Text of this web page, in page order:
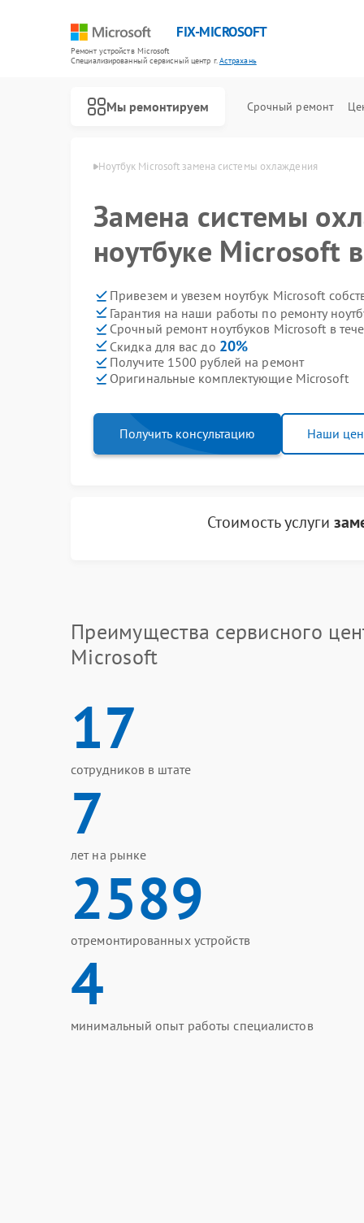
FIX-MICROSOFT
Ремонт устройств Microsoft
Специализированный cервисный центр г.Астрахань
Мы ремонтируем Срочный ремонт
Ноутбук Microsoft замена системы охлаждения
Замена системы
ноутбуке Microsoft
Привезем и увезем ноутбук Microsoft
Гарантия на наши работы по ремонту
Срочный ремонт ноутбуков Microsoft в
Скидка для вас до 20%
Получите 1500 рублей на ремонт
Оригинальные комплектующие Microsoft
Получить консультацию Наши
Стоимость услуги
Преимущества сервисного
Microsoft
17
сотрудников в штате
7
лет на рынке
2589
отремонтированных устройств
4
минимальный опыт работы специалистов